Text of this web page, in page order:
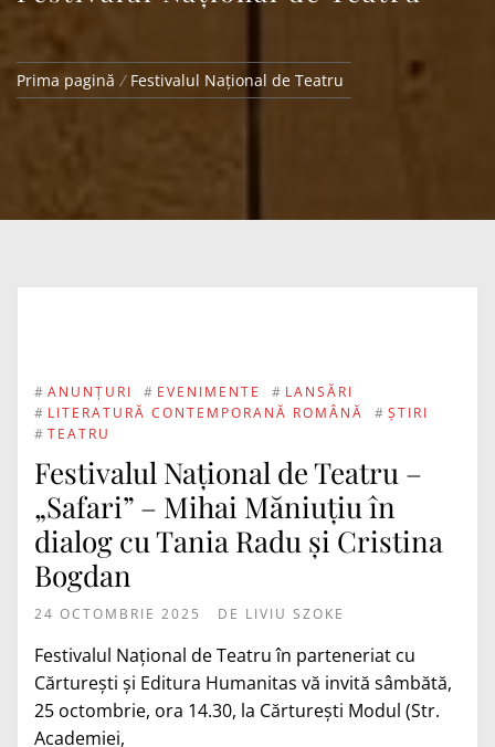
Prima pagină Festivalul Naţional de Teatru
# ANUNȚURI # EVENIMENTE # LANSĂRI
# LITERATURĂ CONTEMPORANĂ ROMÂNĂ # ȘTIRI
# TEATRU
​Festivalul Național de Teatru –
„Safari” – Mihai Măniuțiu în
dialog cu Tania Radu și Cristina
Bogdan
24 OCTOMBRIE 2025 DE LIVIU SZOKE
Festivalul Național de Teatru în parteneriat cu
Cărturești și Editura Humanitas vă invită sâmbătă,
25 octombrie, ora 14.30, la Cărturești Modul (Str.
Academiei,